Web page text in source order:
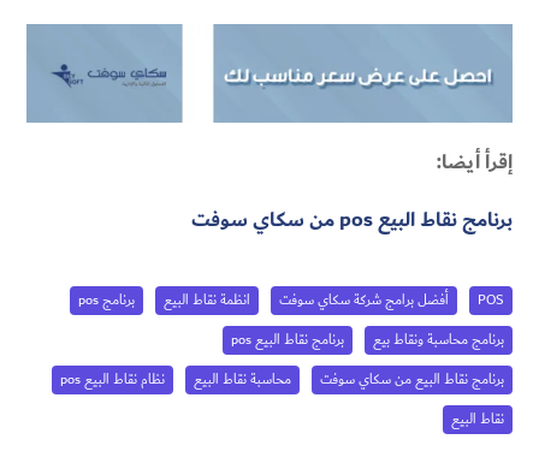
إقرأ أيضا:
برنامج نقاط البيع pos من سكاي سوفت
POS أفضل برامج شركة سكاي سوفت انظمة نقاط البيع
برنامج pos
برنامج محاسبة ونقاط بيع
برنامج نقاط البيع pos
برنامج نقاط البيع من سكاي سوفت
محاسبة نقاط البيع
نظام نقاط البيع pos
نقاط البيع